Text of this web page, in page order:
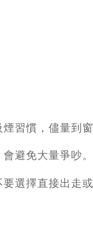
習慣，儘量到窗
避免大量爭吵。
選擇直接出走